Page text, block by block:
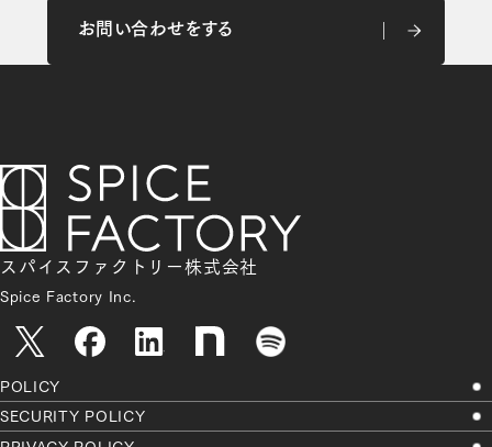
お問い合わせをする
スパイスファクトリー株式会社
Spice Factory Inc.
POLICY
SECURITY POLICY